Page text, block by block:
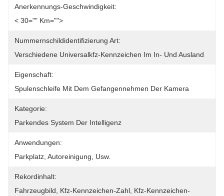
Anerkennungs-Geschwindigkeit:
< 30="" Km="">
Nummernschildidentifizierung Art:
Verschiedene Universalkfz-Kennzeichen Im In- Und Ausland
Eigenschaft:
Spulenschleife Mit Dem Gefangennehmen Der Kamera
Kategorie:
Parkendes System Der Intelligenz
Anwendungen:
Parkplatz, Autoreinigung, Usw.
Rekordinhalt:
Fahrzeugbild, Kfz-Kennzeichen-Zahl, Kfz-Kennzeichen-